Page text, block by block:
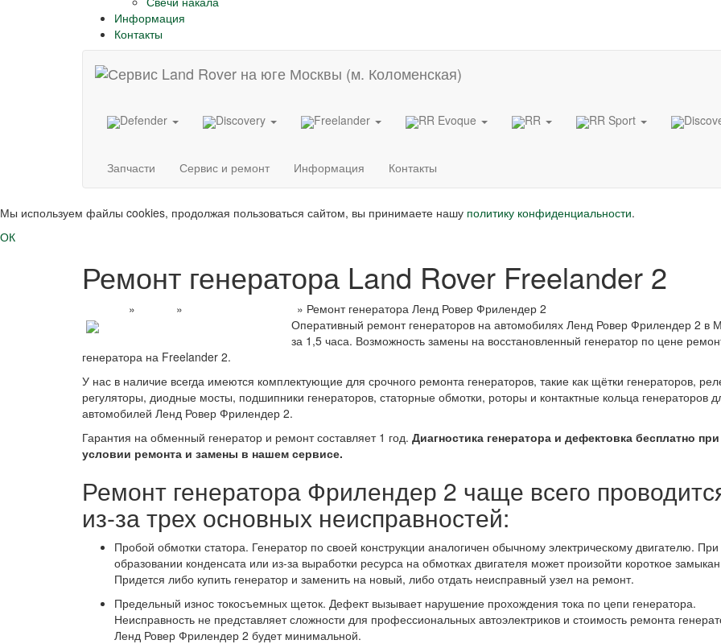
Информация
Контакты
Defender Discovery Freelander RR Evoque RR RR Sport
Запчасти Сервис и ремонт Информация Контакты
Мы используем файлы cookies, продолжая пользоваться сайтом, вы принимаете нашу политику конфиденциальности.
ОК
Ремонт генератора Land Rover Freelander 2
» » » Ремонт генератора Ленд Ровер Фрилендер 2
Оперативный ремонт генераторов на автомобилях Ленд Ровер Фрилендер 2 в
за 1,5 часа. Возможность замены на восстановленный генератор по цене
генератора на Freelander 2.
У нас в наличие всегда имеются комплектующие для срочного ремонта генераторов, такие как щётки генераторов,
регуляторы, диодные мосты, подшипники генераторов, статорные обмотки, роторы и контактные кольца генераторов
автомобилей Ленд Ровер Фрилендер 2.
Гарантия на обменный генератор и ремонт составляет 1 год. Диагностика генератора и дефектовка бесплатно при
условии ремонта и замены в нашем сервисе.
Ремонт генератора Фрилендер 2 чаще всего
из-за трех основных неисправностей:
Пробой обмотки статора. Генератор по своей конструкции аналогичен обычному электрическому двигателю. При
образовании конденсата или из-за выработки ресурса на обмотках двигателя может произойти короткое
Придется либо купить генератор и заменить на новый, либо отдать неисправный узел на ремонт.
Предельный износ токосъемных щеток. Дефект вызывает нарушение прохождения тока по цепи генератора.
Неисправность не представляет сложности для профессиональных автоэлектриков и стоимость ремонта
Ленд Ровер Фрилендер 2 будет минимальной.